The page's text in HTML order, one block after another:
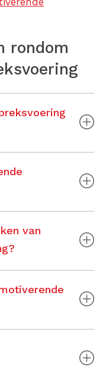
rondom
van